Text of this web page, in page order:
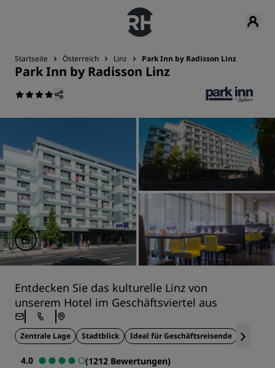
Startseite Österreich Linz Park Inn by Radisson Linz
Park Inn by Radisson Linz
Entdecken Sie das kulturelle Linz von
unserem Hotel im Geschäftsviertel aus
Zentrale Lage Stadtblick Ideal für Geschäftsreisende In der
4.0
(1212 Bewertungen)